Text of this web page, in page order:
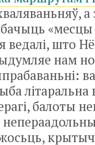
што
нам
літаральна
балоты